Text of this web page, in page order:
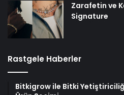
Zarafetin ve
Signature
Rastgele Haberler
Bitkigrow ile Bitki